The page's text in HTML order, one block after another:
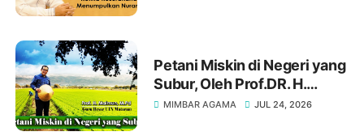
Petani Miskin di Negeri yang
Subur, Oleh Prof.DR. H.
Maimun, M. Pd
MIMBAR AGAMA JUL 24, 2026